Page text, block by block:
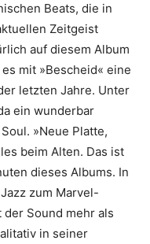
Beats, die in
Zeitgeist
auf diesem Album
mit »Bescheid« eine
letzten Jahre. Unter
ein wunderbar
»Neue Platte,
beim Alten. Das ist
dieses Albums. In
zum Marvel-
Sound mehr als
in seiner